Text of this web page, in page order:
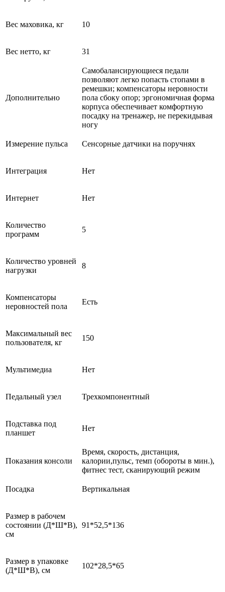
Вес маховика, кг 10
Вес нетто, кг 31
Дополнительно
Самобалансирующиеся педали
позволяют легко попасть стопами в
ремешки; компенсаторы неровности
пола сбоку опор; эргономичная форма
корпуса обеспечивает комфортную
посадку на тренажер, не перекидывая
ногу
Измерение пульса Сенсорные датчики на поручнях
Интеграция Нет
Интернет Нет
Количество
программ
5
Количество уровней
нагрузки
8
Компенсаторы
неровностей пола
Есть
Максимальный вес
пользователя, кг
150
Мультимедиа Нет
Педальный узел Трехкомпонентный
Подставка под
планшет
Нет
Показания консоли
Время, скорость, дистанция,
калории,пульс, темп (обороты в мин.),
фитнес тест, сканирующий режим
Посадка Вертикальная
Размер в рабочем
состоянии (Д*Ш*В),
см
91*52,5*136
Размер в упаковке
(Д*Ш*В), см
102*28,5*65